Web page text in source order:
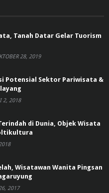
Tanah Datar Gelar Tuorism
28, 2019
Potensial Sektor Pariwisata &
2, 2018
di Dunia, Objek Wisata
Wisatawan Wanita Pingsan
2017